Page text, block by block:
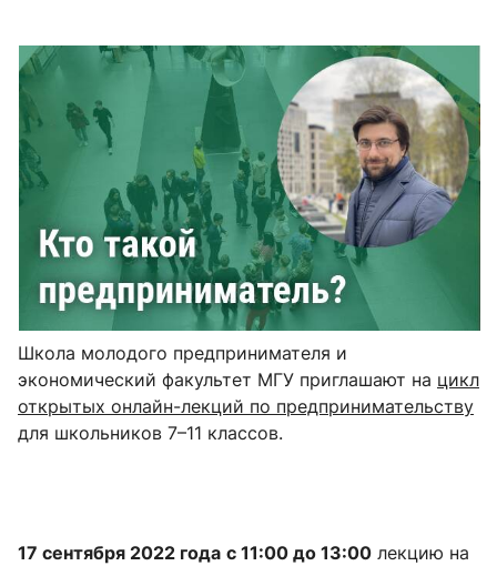
Школа молодого предпринимателя и
экономический факультет МГУ приглашают на цикл
открытых онлайн-лекций по предпринимательству
для школьников 7–11 классов.
17 сентября 2022 года с 11:00 до 13:00 лекцию на